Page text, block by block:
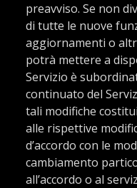
preavviso. Se non
di tutte le nuove
aggiornamenti o
potrà mettere a
Servizio è
continuato del
tali modifiche
alle rispettive
d’accordo con le
cambiamento
all’accordo o al